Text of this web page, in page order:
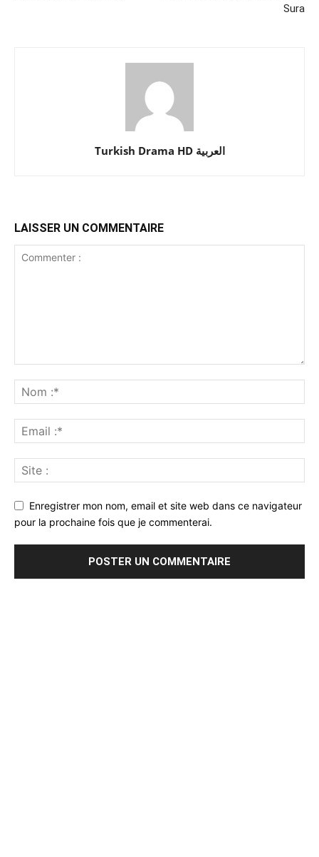
Sura
Turkish Drama HD العربية
LAISSER UN COMMENTAIRE
Enregistrer mon nom, email et site web dans ce navigateur
pour la prochaine fois que je commenterai.